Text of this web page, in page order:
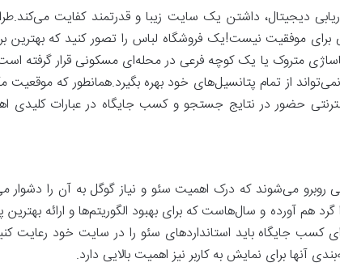
دیجیتال، داشتن یک سایت زیبا و قدرتمند کفایت
موفقیت نیست!یک فروشگاه لباس را تصور کنید که بهترین
متروک یا یک کوچه فرعی در محله‌ای مسکونی قرار گرفته
از تمام پتانسیل‌های خود بهره بگیرد.همانطور که
حضور در نتایج جستجو و کسب جایگاه در عبارات
روبرو می‌شوند که درک اهمیت سئو و نیاز گوگل به آن را دشوار
هم آورده و سال‌هاست که برای بهبود الگوریتم‌ها و ارائه
جایگاه باید استانداردهای سئو را در سایت خود رعایت
برای نمایش به کاربر نیز اهمیت بالایی دارد.